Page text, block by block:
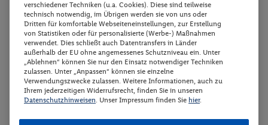
Buchen
1 Double Standard with Free Hot
Breakfast
17.01. - 22.01.2027
Ab/ bis München (DE) Flugdetails anzeigen
1 Double Standard with Free Hot
Breakfast
Frühstück
p.P.
590.
verschiedener Techniken (u.a. Cookies). Diese sind teilweise
technisch notwendig, im Übrigen werden sie von uns oder
Dritten für komfortable Webseiteneinstellungen, zur Erstellung
von Statistiken oder für personalisierte (Werbe-) Maßnahmen
verwendet. Dies schließt auch Datentransfers in Länder
außerhalb der EU ohne angemessenes Schutzniveau ein. Unter
„Ablehnen“ können Sie nur den Einsatz notwendiger Techniken
zulassen. Unter „Anpassen“ können sie einzelne
Verwendungszwecke zulassen. Weitere Informationen, auch zu
Ihrem jederzeitigen Widerrufsrecht, finden Sie in unseren
Datenschutzhinweisen. Unser Impressum finden Sie hier.